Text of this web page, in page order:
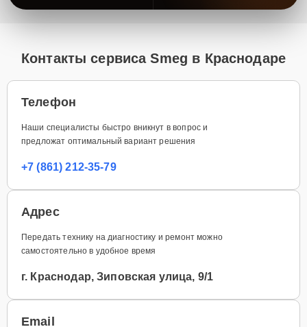
Контакты сервиса Smeg в Краснодаре
Телефон
Наши специалисты быстро вникнут в вопрос и
предложат оптимальный вариант решения
+7 (861) 212-35-79
Адрес
Передать технику на диагностику и ремонт можно
самостоятельно в удобное время
г. Краснодар, Зиповская улица, 9/1
Email